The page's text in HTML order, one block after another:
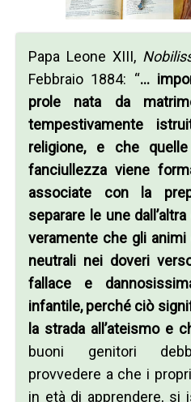
Papa Leone XIII,
Febbraio 1884: “…
prole nata da
tempestivamente
religione, e che
fanciullezza viene
associate con la
separare le une
veramente che gli
neutrali nei doveri
fallace e
infantile, perché ciò
la strada all’ateismo e
buoni genitori
provvedere a che i
in età di apprendere, si